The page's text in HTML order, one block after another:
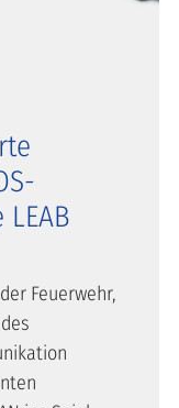
Feuerwehr,